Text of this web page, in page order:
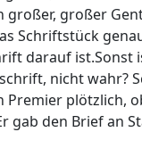
großer, großer
Schriftstück
darauf ist.Sonst
nicht wahr?
plötzlich,
gab den Brief an